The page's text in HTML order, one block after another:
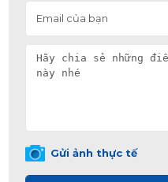
Gửi ảnh thực tế